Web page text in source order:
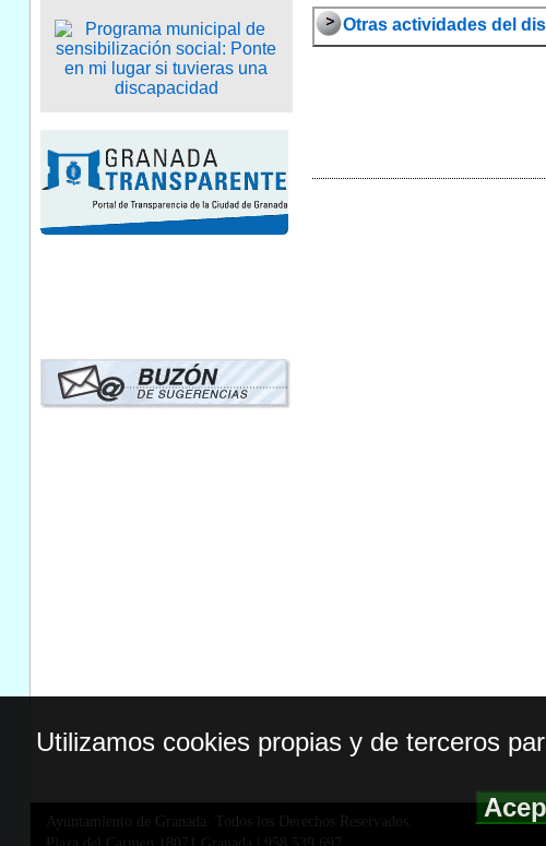
Otras actividades del
Ayuntamiento de Granada. Todos los Derechos Reservados.
Utilizamos cookies propias y de terceros